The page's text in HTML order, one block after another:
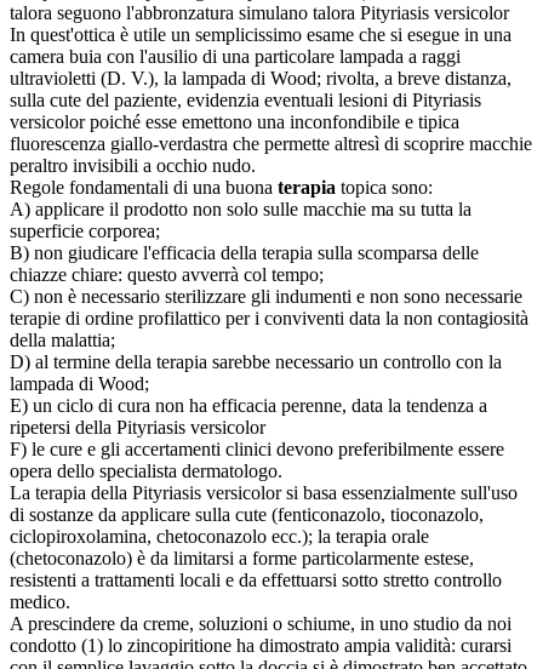
talora seguono l'abbronzatura simulano talora Pityriasis versicolor
In quest'ottica è utile un semplicissimo esame che si esegue in una
camera buia con l'ausilio di una particolare lampada a raggi
ultravioletti (D. V.), la lampada di Wood; rivolta, a breve distanza,
sulla cute del paziente, evidenzia eventuali lesioni di Pityriasis
versicolor poiché esse emettono una inconfondibile e tipica
fluorescenza giallo-verdastra che permette altresì di scoprire macchie
peraltro invisibili a occhio nudo.
Regole fondamentali di una buona terapia topica sono:
A) applicare il prodotto non solo sulle macchie ma su tutta la
superficie corporea;
B) non giudicare l'efficacia della terapia sulla scomparsa delle
chiazze chiare: questo avverrà col tempo;
C) non è necessario sterilizzare gli indumenti e non sono necessarie
terapie di ordine profilattico per i conviventi data la non contagiosità
della malattia;
D) al termine della terapia sarebbe necessario un controllo con la
lampada di Wood;
E) un ciclo di cura non ha efficacia perenne, data la tendenza a
ripetersi della Pityriasis versicolor
F) le cure e gli accertamenti clinici devono preferibilmente essere
opera dello specialista dermatologo.
La terapia della Pityriasis versicolor si basa essenzialmente sull'uso
di sostanze da applicare sulla cute (fenticonazolo, tioconazolo,
ciclopiroxolamina, chetoconazolo ecc.); la terapia orale
(chetoconazolo) è da limitarsi a forme particolarmente estese,
resistenti a trattamenti locali e da effettuarsi sotto stretto controllo
medico.
A prescindere da creme, soluzioni o schiume, in uno studio da noi
condotto (1) lo zincopiritione ha dimostrato ampia validità: curarsi